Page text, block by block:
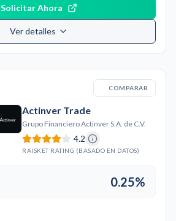
Solicitar Ahora
Ver detalles
COMPARAR
Actinver Trade
Grupo Financiero Actinver S.A. de C.V.
4.2
RAISKET RATING (BASADO EN DATOS)
0.25%